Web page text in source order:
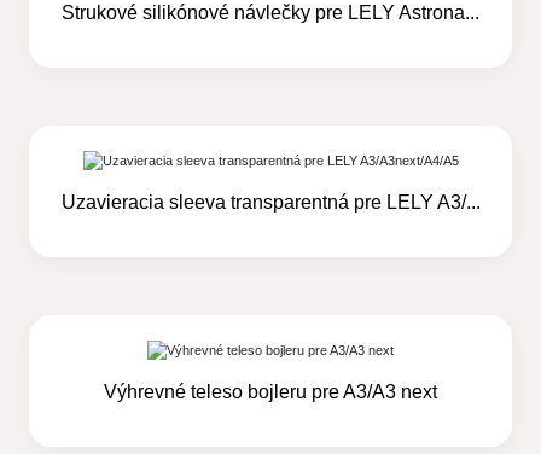
Strukové silikónové návlečky pre LELY Astrona...
Uzavieracia sleeva transparentná pre LELY A3/...
Výhrevné teleso bojleru pre A3/A3 next